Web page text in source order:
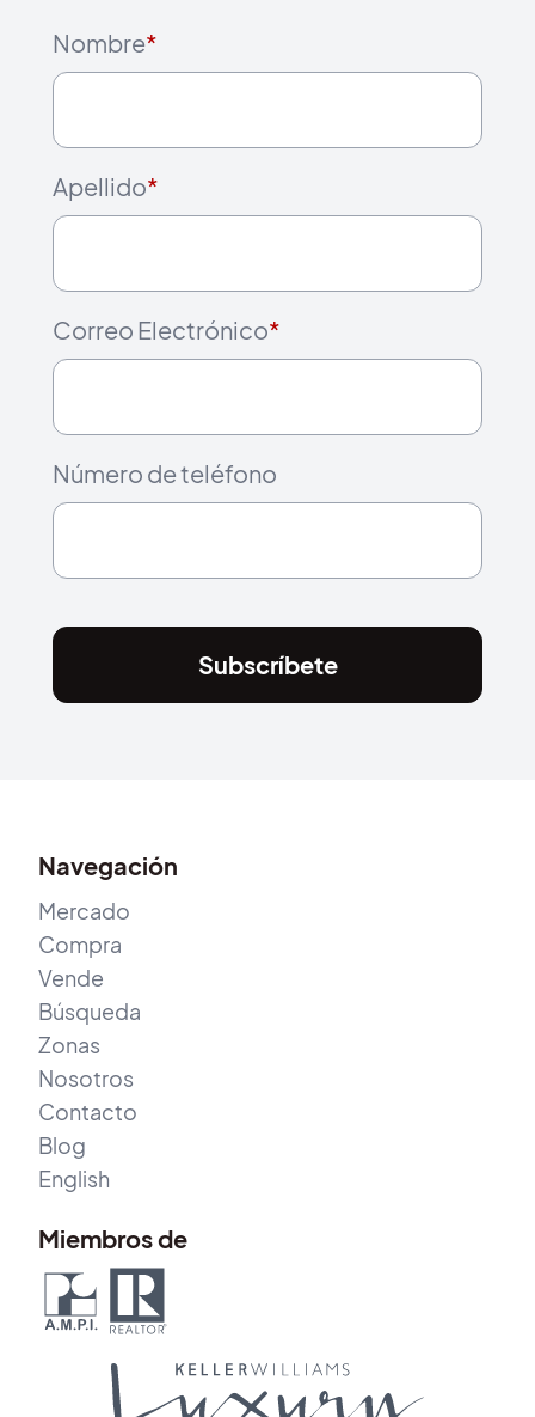
Nombre*
Apellido*
Correo Electrónico*
Número de teléfono
Subscríbete
Navegación
Mercado
Compra
Vende
Búsqueda
Zonas
Nosotros
Contacto
Blog
English
Miembros de